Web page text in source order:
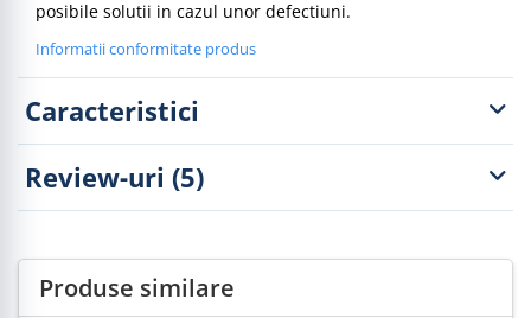
posibile solutii in cazul unor defectiuni.
Informatii conformitate produs
Caracteristici
Review-uri (5)
Produse similare